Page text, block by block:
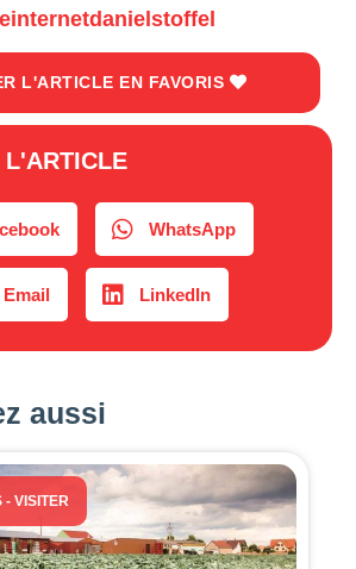
L'ARTICLE EN FAVORIS
L'ARTICLE
WhatsApp
Email LinkedIn
aussi
- VISITER